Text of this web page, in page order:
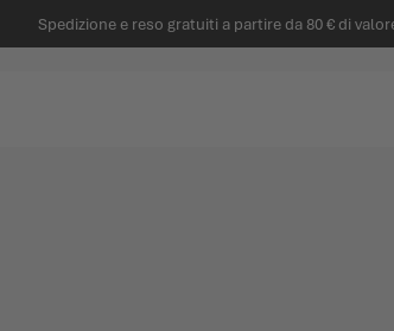
Spedizione e reso gratuiti a partire da 80 € di